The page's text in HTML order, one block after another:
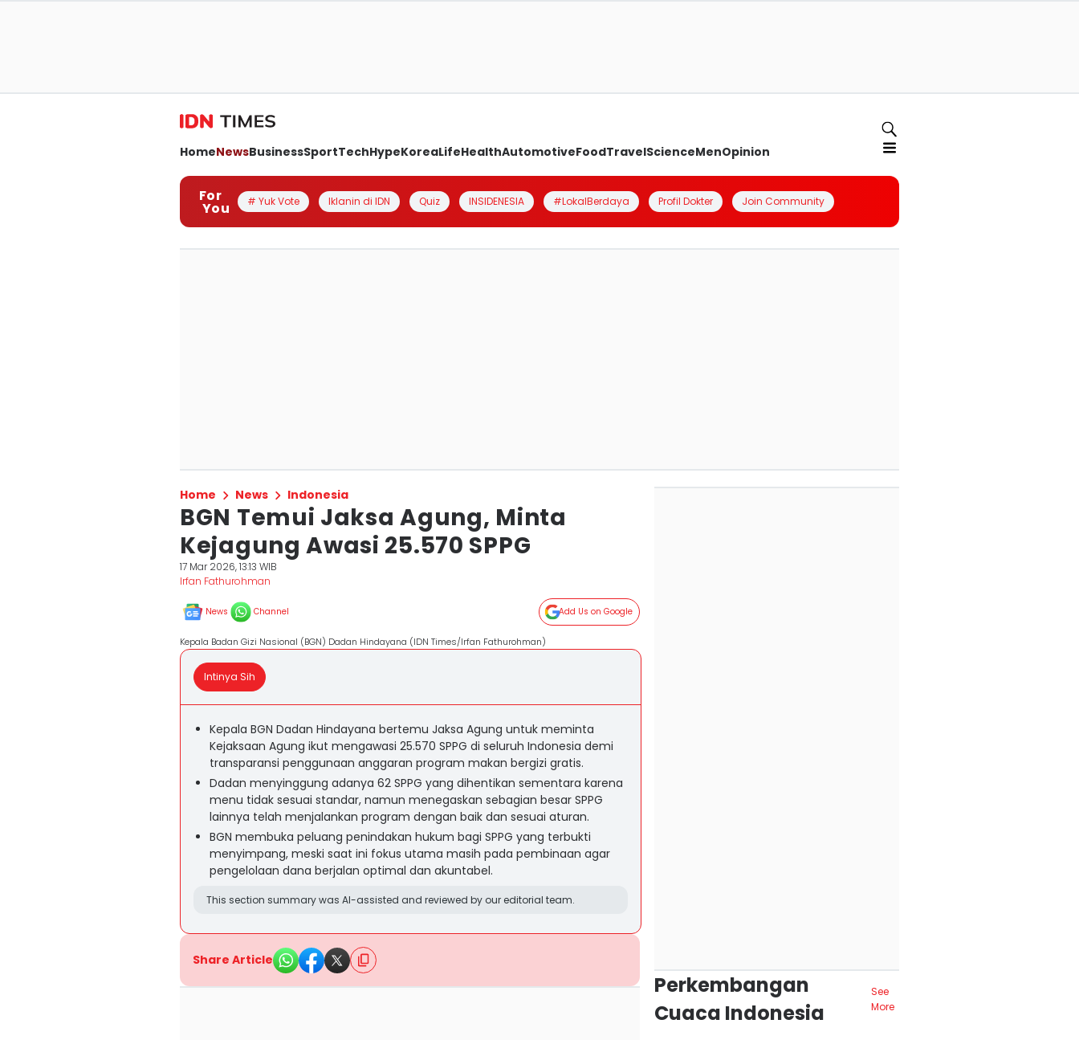
HomeNewsBusinessSportTechHypeKoreaLifeHealthAutomotiveFoodTravelScienceMenOpinion
For
You # Yuk Vote Iklanin di IDN Quiz INSIDENESIA #LokalBerdaya Profil Dokter Join Community
Home News Indonesia
BGN Temui Jaksa Agung, Minta
Kejagung Awasi 25.570 SPPG
17 Mar 2026, 13:13 WIB
Irfan Fathurohman
News Channel Add Us on Google
Kepala Badan Gizi Nasional (BGN) Dadan Hindayana (IDN Times/Irfan Fathurohman)
Intinya Sih
Kepala BGN Dadan Hindayana bertemu Jaksa Agung untuk meminta
Kejaksaan Agung ikut mengawasi 25.570 SPPG di seluruh Indonesia demi
transparansi penggunaan anggaran program makan bergizi gratis.
Dadan menyinggung adanya 62 SPPG yang dihentikan sementara karena
menu tidak sesuai standar, namun menegaskan sebagian besar SPPG
lainnya telah menjalankan program dengan baik dan sesuai aturan.
BGN membuka peluang penindakan hukum bagi SPPG yang terbukti
menyimpang, meski saat ini fokus utama masih pada pembinaan agar
pengelolaan dana berjalan optimal dan akuntabel.
This section summary was AI-assisted and reviewed by our editorial team.
Share Article
Perkembangan
Cuaca Indonesia
See
More